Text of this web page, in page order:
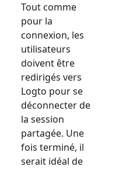
Tout comme
pour la
connexion, les
utilisateurs
doivent être
redirigés vers
Logto pour se
déconnecter de
la session
partagée. Une
fois terminé, il
serait idéal de